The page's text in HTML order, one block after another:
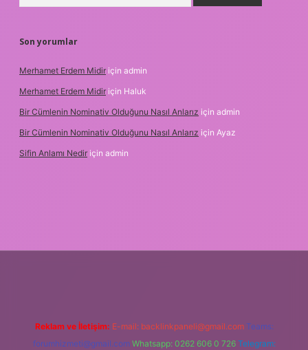
Son yorumlar
Merhamet Erdem Midir için admin
Merhamet Erdem Midir için Haluk
Bir Cümlenin Nominativ Olduğunu Nasıl Anlarız için admin
Bir Cümlenin Nominativ Olduğunu Nasıl Anlarız için Ayaz
Sifin Anlamı Nedir için admin
Reklam ve İletişim: E-mail: backlinkpaneli@gmail.com Teams:
forumhizmeti@gmail.com Whatsapp: 0262 606 0 726 Telegram: